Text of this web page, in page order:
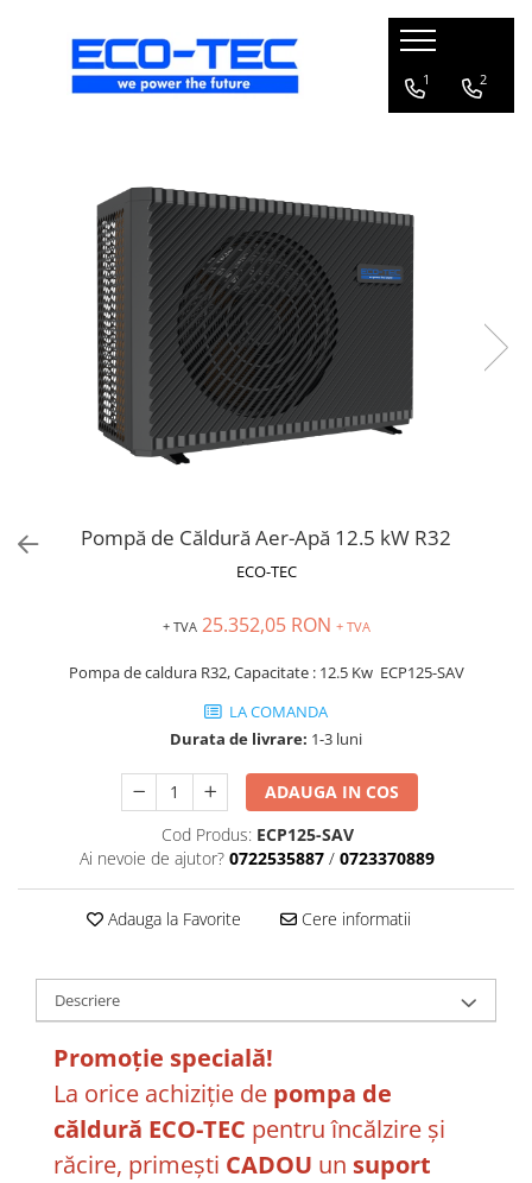
Pompe de căldură, boilere și accesorii
Pompe de căldură piscină
Boilere pentru pompe de căldură
Pachete pompă de căldură R290 cu
boiler și vană 3 căi
Accesorii pompă de căldură
1 2
Pompă de Căldură Aer-Apă 12.5 kW R32
ECO-TEC
+ TVA 25.352,05 RON + TVA
Pompa de caldura R32, Capacitate : 12.5 Kw ECP125-SAV
LA COMANDA
Durata de livrare: 1-3 luni
ADAUGA IN COS
Cod Produs: ECP125-SAV
Ai nevoie de ajutor? 0722535887 / 0723370889
Adauga la Favorite Cere informatii
Descriere
Promoție specială!
La orice achiziție de pompa de
căldură ECO-TEC pentru încălzire și
răcire, primești CADOU un suport